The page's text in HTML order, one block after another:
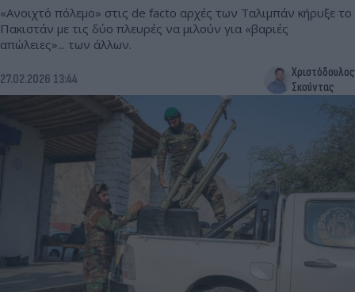
«Ανοιχτό πόλεμο» στις de facto αρχές των Ταλιμπάν κήρυξε το
Πακιστάν με τις δύο πλευρές να μιλούν για «βαριές
απώλειες»... των άλλων.
27.02.2026 13:44
Χριστόδουλος
Σκούντας